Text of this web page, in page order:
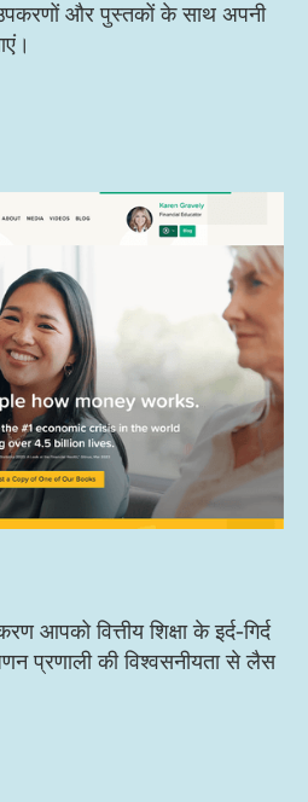
और पुस्तकों के साथ अपनी
आपको वित्तीय शिक्षा के इर्द-गिर्द
प्रणाली की विश्वसनीयता से लैस